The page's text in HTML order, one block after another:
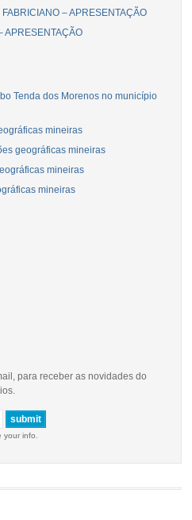
– APRESENTAÇÃO
APRESENTAÇÃO
Tenda dos Morenos no município
mineiras
geográficas mineiras
mineiras
mineiras
para receber as novidades do
info.